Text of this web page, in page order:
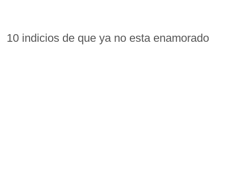
10 indicios de que ya no esta enamorado